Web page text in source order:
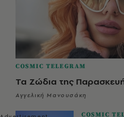
COSMIC TELEGRAM
Τα Ζώδια της
Αγγελική Μανουσάκη
COSMIC